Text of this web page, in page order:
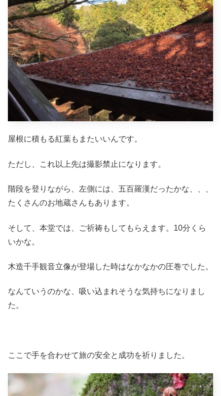
屋根に積もる紅葉もまたいいんです。
ただし、これ以上先は撮影禁止になります。
階段を登りながら、左側には、五百羅漢だったかな、、、
たくさんのお地蔵さんもあります。
そして、本堂では、ご祈祷もしてもらえます。10分くら
いかな。
木造千手観音立像が登場した時はなかなかの圧巻でした。
なんていうのかな、吸い込まれそうな気持ちになりまし
た。
ここで手を合わせて旅の安全と成功を祈りました。